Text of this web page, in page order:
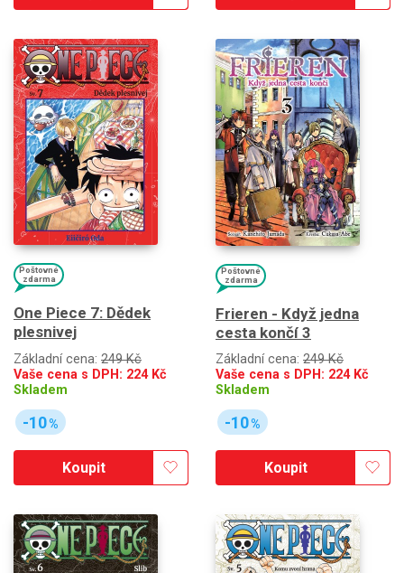
Poštovné
zdarma
One Piece 7: Dědek
plesnivej
Základní cena: 249 Kč
Vaše cena s DPH: 224Kč
Skladem
-10%
Koupit
Poštovné
zdarma
Frieren - Když jedna
cesta končí 3
Základní cena: 249 Kč
Vaše cena s DPH: 224Kč
Skladem
-10%
Koupit